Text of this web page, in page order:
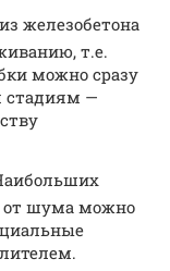
железобетона
т.е.
можно сразу
стадиям —
от шума можно